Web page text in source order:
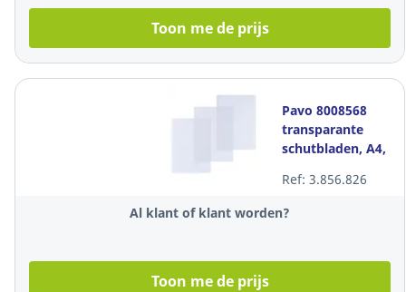
Toon me de prijs
Pavo 8008568
transparante
schutbladen, A4,
micron, per 100
stuks
Ref: 3.856.826
Al klant of klant worden?
Toon me de prijs